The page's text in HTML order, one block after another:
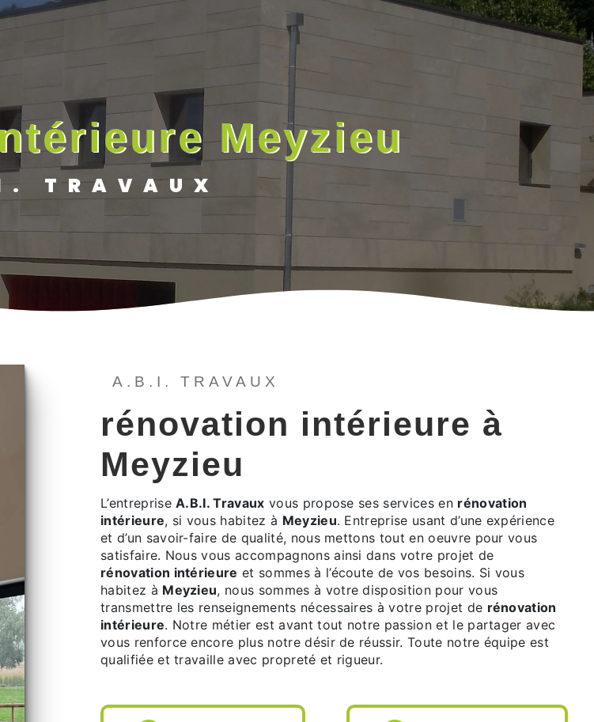
Meyzieu
TRAVAUX
A.B.I. TRAVAUX
rénovation intérieure à
Meyzieu
L’entrepriseA.B.I. Travaux vous propose ses services en rénovation
intérieure, si vous habitez à Meyzieu. Entreprise usant d’une expérience
et d’un savoir-faire de qualité, nous mettons tout en oeuvre pour vous
satisfaire. Nous vous accompagnons ainsi dans votre projet de
rénovation intérieure et sommes à l’écoute de vos besoins. Si vous
habitez à Meyzieu, nous sommes à votre disposition pour vous
transmettre les renseignements nécessaires à votre projet de rénovation
intérieure. Notre métier est avant tout notre passion et le partager avec
vous renforce encore plus notre désir de réussir. Toute notre équipe est
qualifiée et travaille avec propreté et rigueur.